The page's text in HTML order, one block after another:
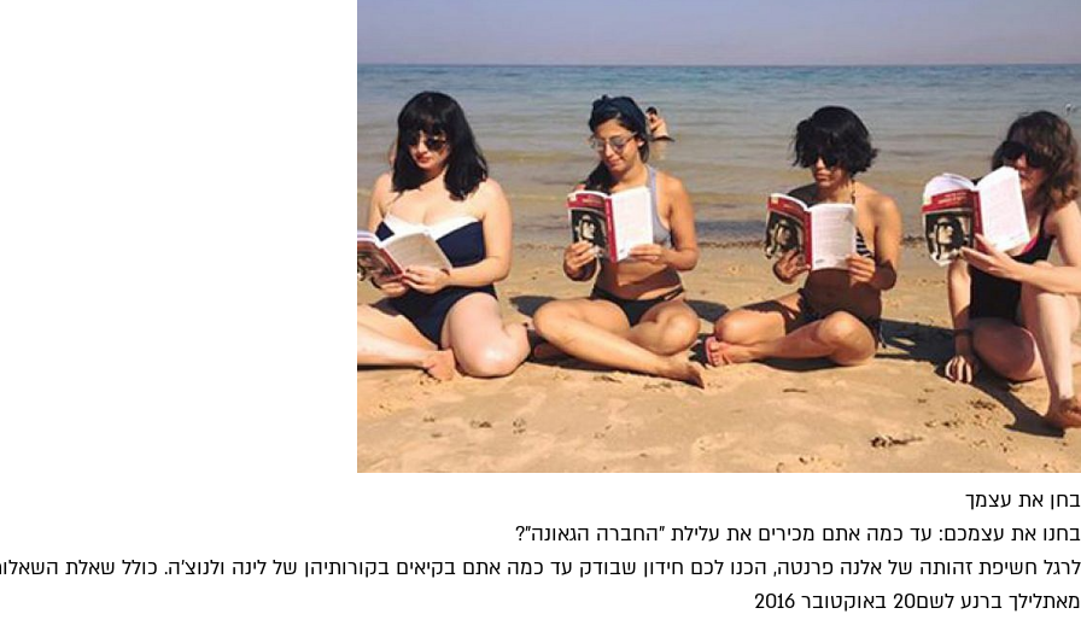
בחן את עצמך
בחנו את עצמכם: עד כמה אתם מכירים את עלילת "החברה הגאונה"?
לרגל חשיפת זהותה של אלנה פרנטה, הכנו לכם חידון שבודק עד כמה אתם בקיאים בקורותיהן של לינה ולנוצ'ה. כולל שאלת
מאתלילך ברנע לשם20 באוקטובר 2016